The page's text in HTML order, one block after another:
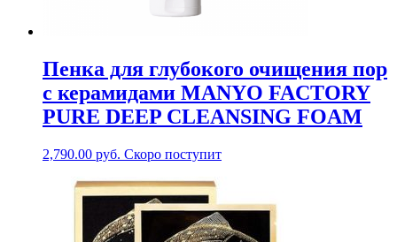
Пенка для глубокого очищения пор
с керамидами MANYO FACTORY
PURE DEEP CLEANSING FOAM
2,790.00 руб. Скоро поступит